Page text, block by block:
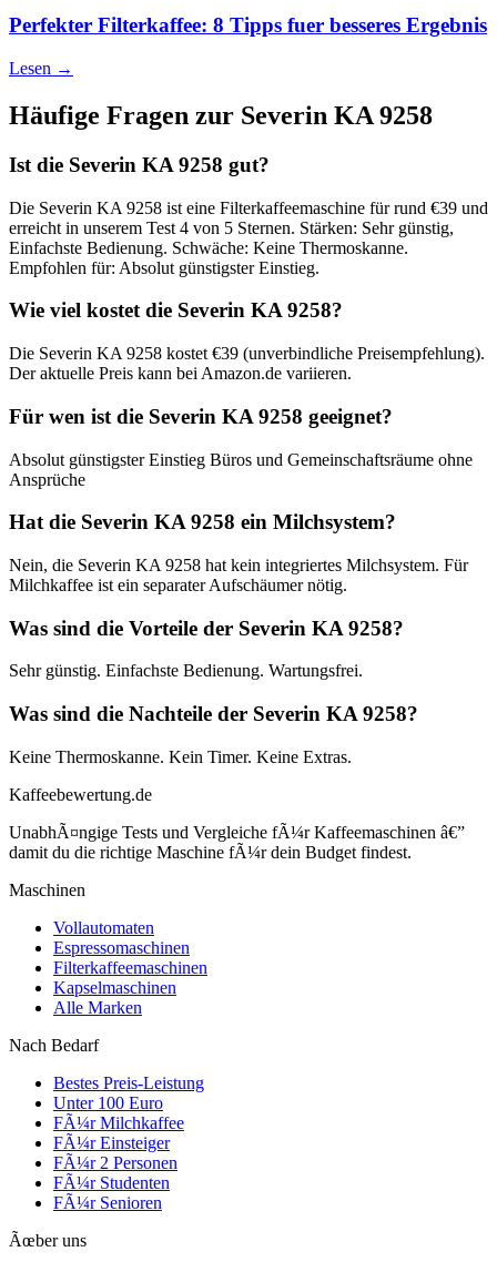
Perfekter Filterkaffee: 8 Tipps fuer besseres Ergebnis
Lesen →
Häufige Fragen zur Severin KA 9258
Ist die Severin KA 9258 gut?
Die Severin KA 9258 ist eine Filterkaffeemaschine für rund €39 und
erreicht in unserem Test 4 von 5 Sternen. Stärken: Sehr günstig,
Einfachste Bedienung. Schwäche: Keine Thermoskanne.
Empfohlen für: Absolut günstigster Einstieg.
Wie viel kostet die Severin KA 9258?
Die Severin KA 9258 kostet €39 (unverbindliche Preisempfehlung).
Der aktuelle Preis kann bei Amazon.de variieren.
Für wen ist die Severin KA 9258 geeignet?
Absolut günstigster Einstieg Büros und Gemeinschaftsräume ohne
Ansprüche
Hat die Severin KA 9258 ein Milchsystem?
Nein, die Severin KA 9258 hat kein integriertes Milchsystem. Für
Milchkaffee ist ein separater Aufschäumer nötig.
Was sind die Vorteile der Severin KA 9258?
Sehr günstig. Einfachste Bedienung. Wartungsfrei.
Was sind die Nachteile der Severin KA 9258?
Keine Thermoskanne. Kein Timer. Keine Extras.
Kaffeebewertung.de
UnabhÃ¤ngige Tests und Vergleiche fÃ¼r Kaffeemaschinen â€”
damit du die richtige Maschine fÃ¼r dein Budget findest.
Maschinen
Vollautomaten
Espressomaschinen
Filterkaffeemaschinen
Kapselmaschinen
Alle Marken
Nach Bedarf
Bestes Preis-Leistung
Unter 100 Euro
FÃ¼r Milchkaffee
FÃ¼r Einsteiger
FÃ¼r 2 Personen
FÃ¼r Studenten
FÃ¼r Senioren
Ãœber uns